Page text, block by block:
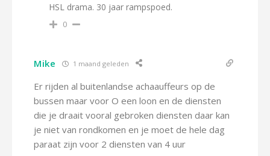
HSL drama. 30 jaar rampspoed.
0
Mike 1 maand geleden
Er rijden al buitenlandse achaauffeurs op de
bussen maar voor O een loon en de diensten
die je draait vooral gebroken diensten daar kan
je niet van rondkomen en je moet de hele dag
paraat zijn voor 2 diensten van 4 uur